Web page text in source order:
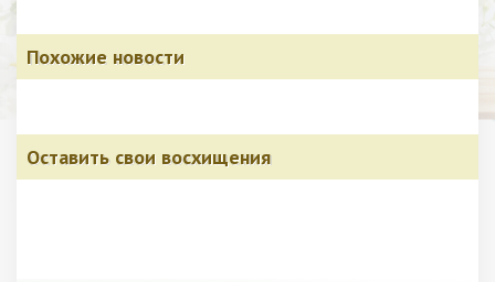
Похожие новости
Оставить свои восхищения